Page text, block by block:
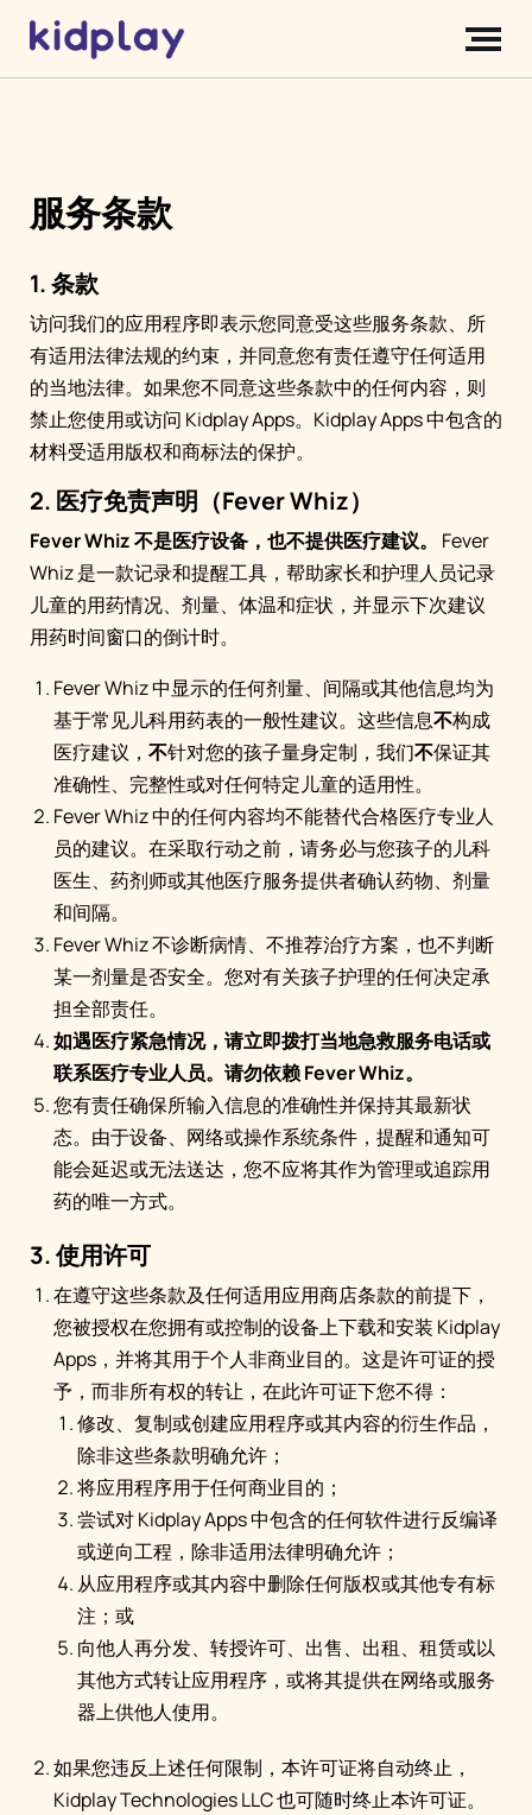
服务条款
1. 条款
访问我们的应用程序即表示您同意受这些服务条款、所
有适用法律法规的约束，并同意您有责任遵守任何适用
的当地法律。如果您不同意这些条款中的任何内容，则
禁止您使用或访问 Kidplay Apps。Kidplay Apps 中包含的
材料受适用版权和商标法的保护。
2. 医疗免责声明（Fever Whiz）
Fever Whiz 不是医疗设备，也不提供医疗建议。
Fever
Whiz 是一款记录和提醒工具，帮助家长和护理人员记录
儿童的用药情况、剂量、体温和症状，并显示下次建议
用药时间窗口的倒计时。
Fever Whiz 中显示的任何剂量、间隔或其他信息均为
基于常见儿科用药表的一般性建议。这些信息不构成
医疗建议， 不针对您的孩子量身定制，我们不保证其
准确性、完整性或对任何特定儿童的适用性。
Fever Whiz 中的任何内容均不能替代合格医疗专业人
员的建议。在采取行动之前，请务必与您孩子的儿科
医生、药剂师或其他医疗服务提供者确认药物、剂量
和间隔。
Fever Whiz 不诊断病情、不推荐治疗方案，也不判断
某一剂量是否安全。您对有关孩子护理的任何决定承
担全部责任。
如遇医疗紧急情况，请立即拨打当地急救服务电话或
联系医疗专业人员。请勿依赖 Fever Whiz。
您有责任确保所输入信息的准确性并保持其最新状
态。由于设备、网络或操作系统条件，提醒和通知可
能会延迟或无法送达，您不应将其作为管理或追踪用
药的唯一方式。
3. 使用许可
在遵守这些条款及任何适用应用商店条款的前提下，
您被授权在您拥有或控制的设备上下载和安装 Kidplay
Apps，并将其用于个人非商业目的。这是许可证的授
予，而非所有权的转让，在此许可证下您不得：
修改、复制或创建应用程序或其内容的衍生作品，
除非这些条款明确允许；
将应用程序用于任何商业目的；
尝试对 Kidplay Apps 中包含的任何软件进行反编译
或逆向工程，除非适用法律明确允许；
从应用程序或其内容中删除任何版权或其他专有标
注；或
向他人再分发、转授许可、出售、出租、租赁或以
其他方式转让应用程序，或将其提供在网络或服务
器上供他人使用。
如果您违反上述任何限制，本许可证将自动终止，
Kidplay Technologies LLC 也可随时终止本许可证。